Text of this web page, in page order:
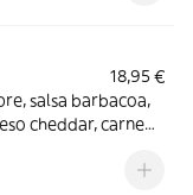
18,95 €
salsa barbacoa,
cheddar, carne